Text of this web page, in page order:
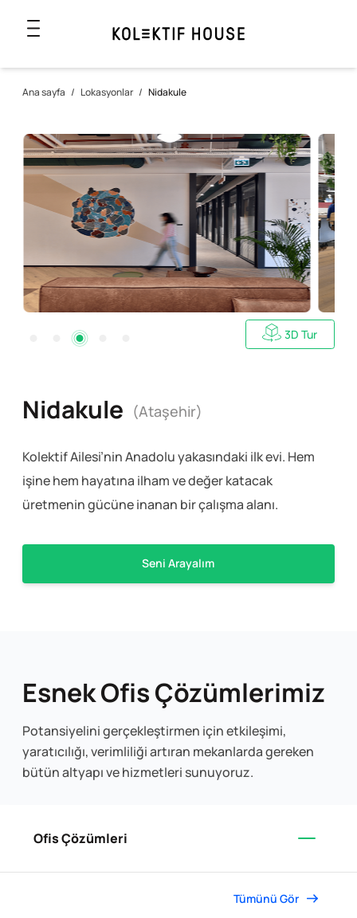
Ana sayfa / Lokasyonlar / Nidakule
3D Tur
Nidakule (Ataşehir)
Kolektif Ailesi’nin Anadolu yakasındaki ilk evi. Hem
işine hem hayatına ilham ve değer katacak
üretmenin gücüne inanan bir çalışma alanı.
Seni Arayalım
Esnek Ofis Çözümlerimiz
Potansiyelini gerçekleştirmen için etkileşimi,
yaratıcılığı, verimliliği artıran mekanlarda gereken
bütün altyapı ve hizmetleri sunuyoruz.
Ofis Çözümleri
Tümünü Gör